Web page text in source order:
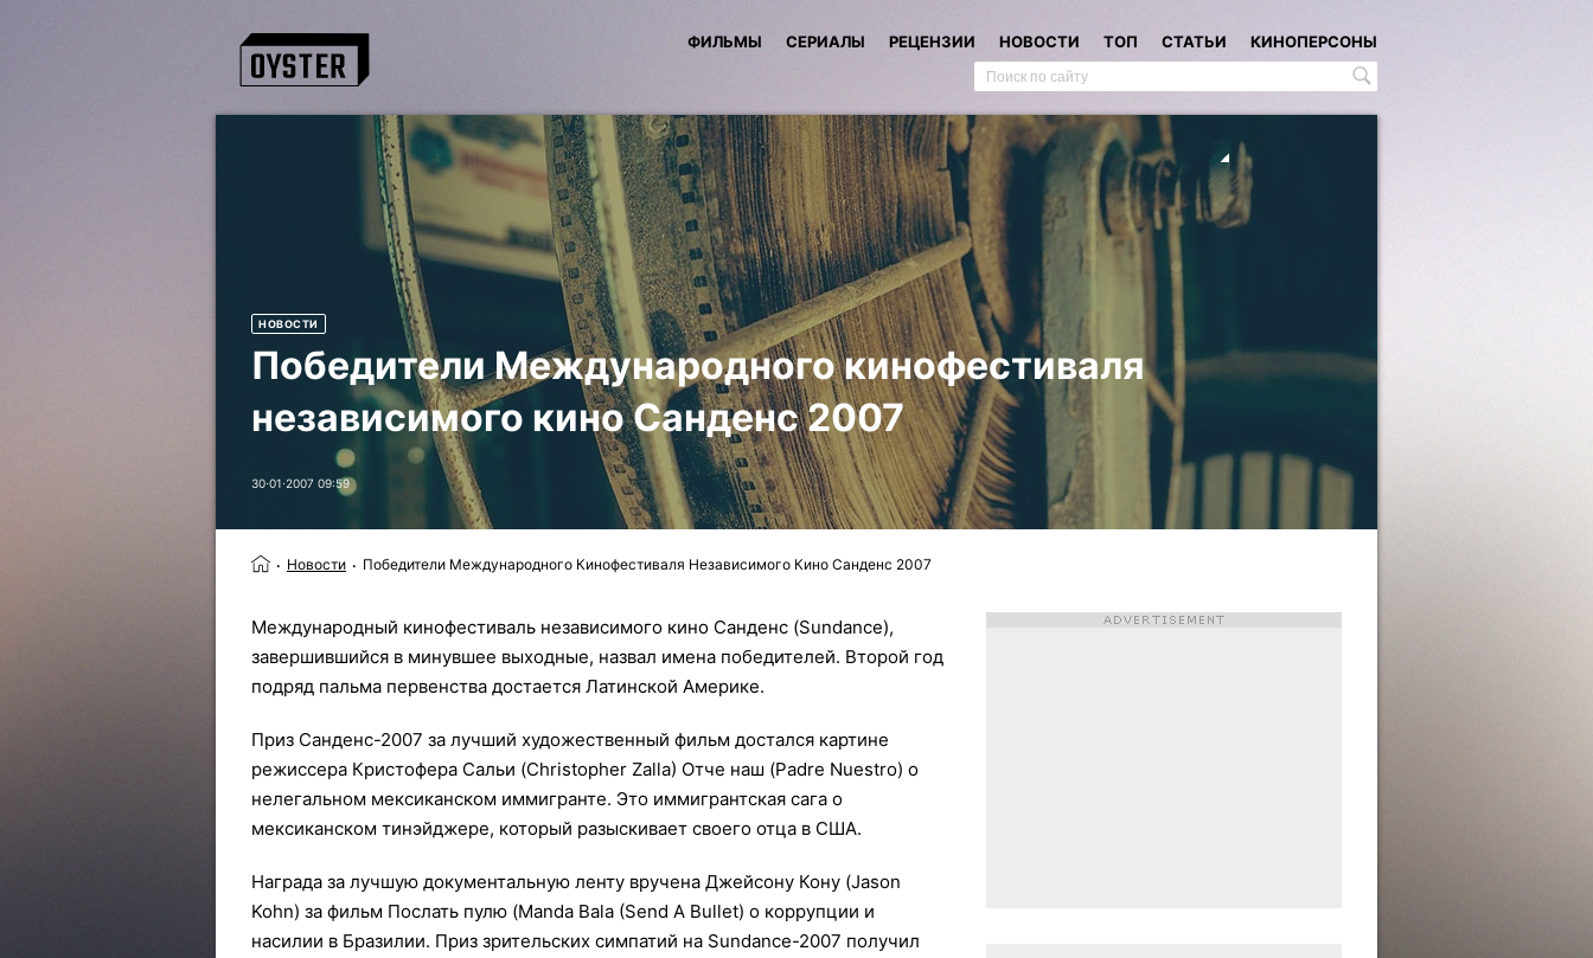
ФИЛЬМЫ СЕРИАЛЫ РЕЦЕНЗИИ НОВОСТИ ТОП СТАТЬИ КИНОПЕРСОНЫ
НОВОСТИ
Победители Международного кинофестиваля
независимого кино Санденс 2007
30⋅01⋅2007 09:59
Новости Победители Международного Кинофестиваля Независимого Кино Санденс 2007
Международный кинофестиваль независимого кино Санденс (Sundance),
завершившийся в минувшее выходные, назвал имена победителей. Второй год
подряд пальма первенства достается Латинской Америке.
Приз Санденс-2007 за лучший художественный фильм достался картине
режиссера Кристофера Сальи (Christopher Zalla) Отче наш (Padre Nuestro) о
нелегальном мексиканском иммигранте. Это иммигрантская сага о
мексиканском тинэйджере, который разыскивает своего отца в США.
Награда за лучшую документальную ленту вручена Джейсону Кону (Jason
Kohn) за фильм Послать пулю (Manda Bala (Send A Bullet) о коррупции и
насилии в Бразилии. Приз зрительских симпатий на Sundance-2007 получил